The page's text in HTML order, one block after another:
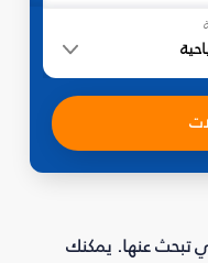
تبحث عنها. يمكنك